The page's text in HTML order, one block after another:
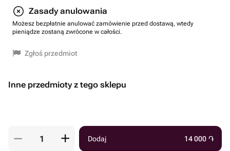
Zasady anulowania
Możesz bezpłatnie anulować zamówienie przed dostawą, wtedy
pieniądze zostaną zwrócone w całości.
Zgłoś przedmiot
Inne przedmioty z tego sklepu
Dodaj 14 000 ֏